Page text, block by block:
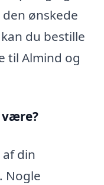
ønskede
du bestille
til Almind og
være?
din
Nogle